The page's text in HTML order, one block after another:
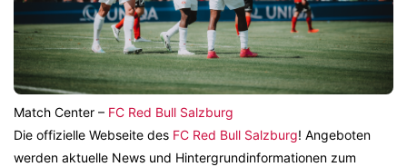
Match Center – FC Red Bull Salzburg
Die offizielle Webseite des FC Red Bull Salzburg! Angeboten
werden aktuelle News und Hintergrundinformationen zum